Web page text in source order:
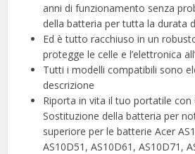
anni di funzionamento senza
della batteria per tutta la durata
Ed è tutto racchiuso in un
protegge le celle e l’elettronica
Tutti i modelli compatibili sono
descrizione
Riporta in vita il tuo portatile con
Sostituzione della batteria per
superiore per le batterie Acer
AS10D51, AS10D61, AS10D71,